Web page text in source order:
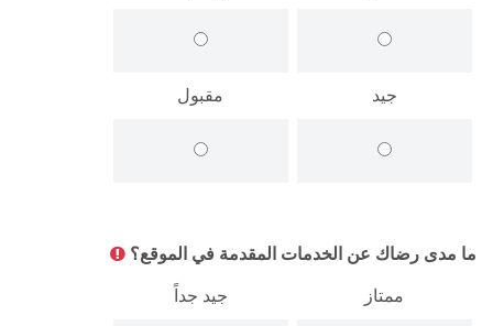
جيد مقبول
ما مدى رضاك عن الخدمات المقدمة في الموقع؟
ممتاز جيد جداً